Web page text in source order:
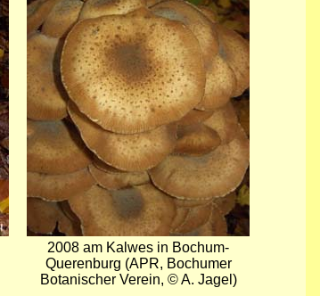
2008 am Kalwes in Bochum-
Querenburg (APR, Bochumer
Botanischer Verein, © A. Jagel)